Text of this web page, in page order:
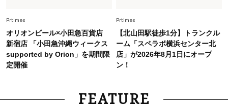
Prtimes
オリオンビール×小田急百貨店
新宿店 「小田急沖縄ウィークス
supported by Orion」を期間限
定開催
Prtimes
【北山田駅徒歩1分】トランクル
ーム「スペラボ横浜センター北
店」が2026年8月1日にオープ
ン！
FEATURE